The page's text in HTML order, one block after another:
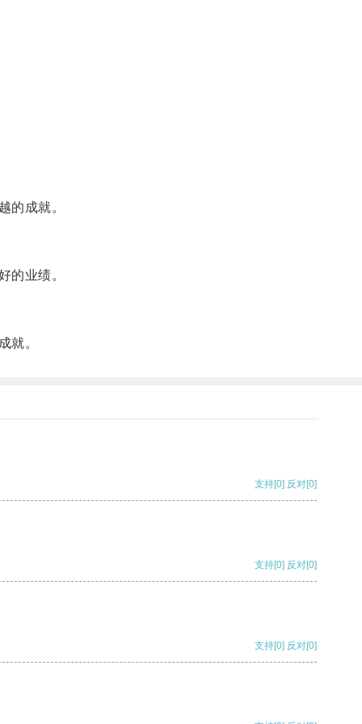
的成就。
的业绩。
就。
支持[0] 反对[0]
支持[0] 反对[0]
支持[0] 反对[0]